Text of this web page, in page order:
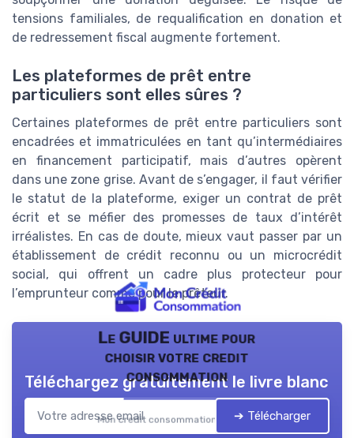
tensions familiales, de requalification en donation et
de redressement fiscal augmente fortement.
Les plateformes de prêt entre
particuliers sont elles sûres ?
Certaines plateformes de prêt entre particuliers sont
encadrées et immatriculées en tant qu’intermédiaires
en financement participatif, mais d’autres opèrent
dans une zone grise. Avant de s’engager, il faut vérifier
le statut de la plateforme, exiger un contrat de prêt
écrit et se méfier des promesses de taux d’intérêt
irréalistes. En cas de doute, mieux vaut passer par un
établissement de crédit reconnu ou un microcrédit
social, qui offrent un cadre plus protecteur pour
l’emprunteur comme pour le prêteur.
Le GUIDE ultime pour
choisir votre credit
consommation
Mon credit consommation — 2026
Téléchargez gratuitement le livre blanc
➔ Télécharger